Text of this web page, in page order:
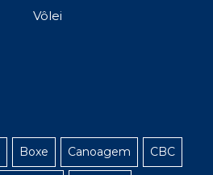
Vôlei
Boxe Canoagem CBC